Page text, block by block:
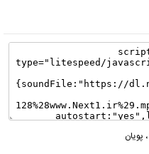
، پویان